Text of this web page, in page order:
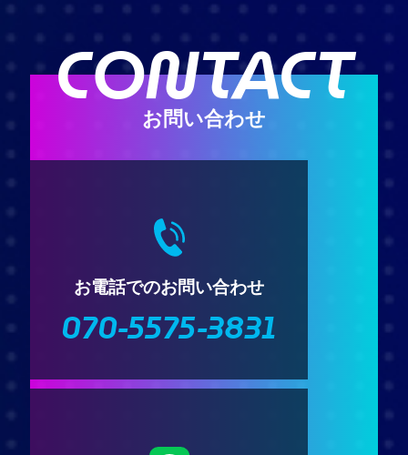
CONTACT
お問い合わせ
お電話でのお問い合わせ
070-5575-3831